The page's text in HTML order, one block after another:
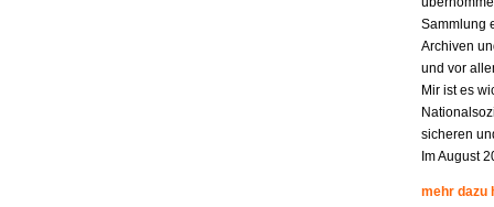
Sammlung
Archiven
und vor
Mir ist es
sicheren
Im August
mehr dazu